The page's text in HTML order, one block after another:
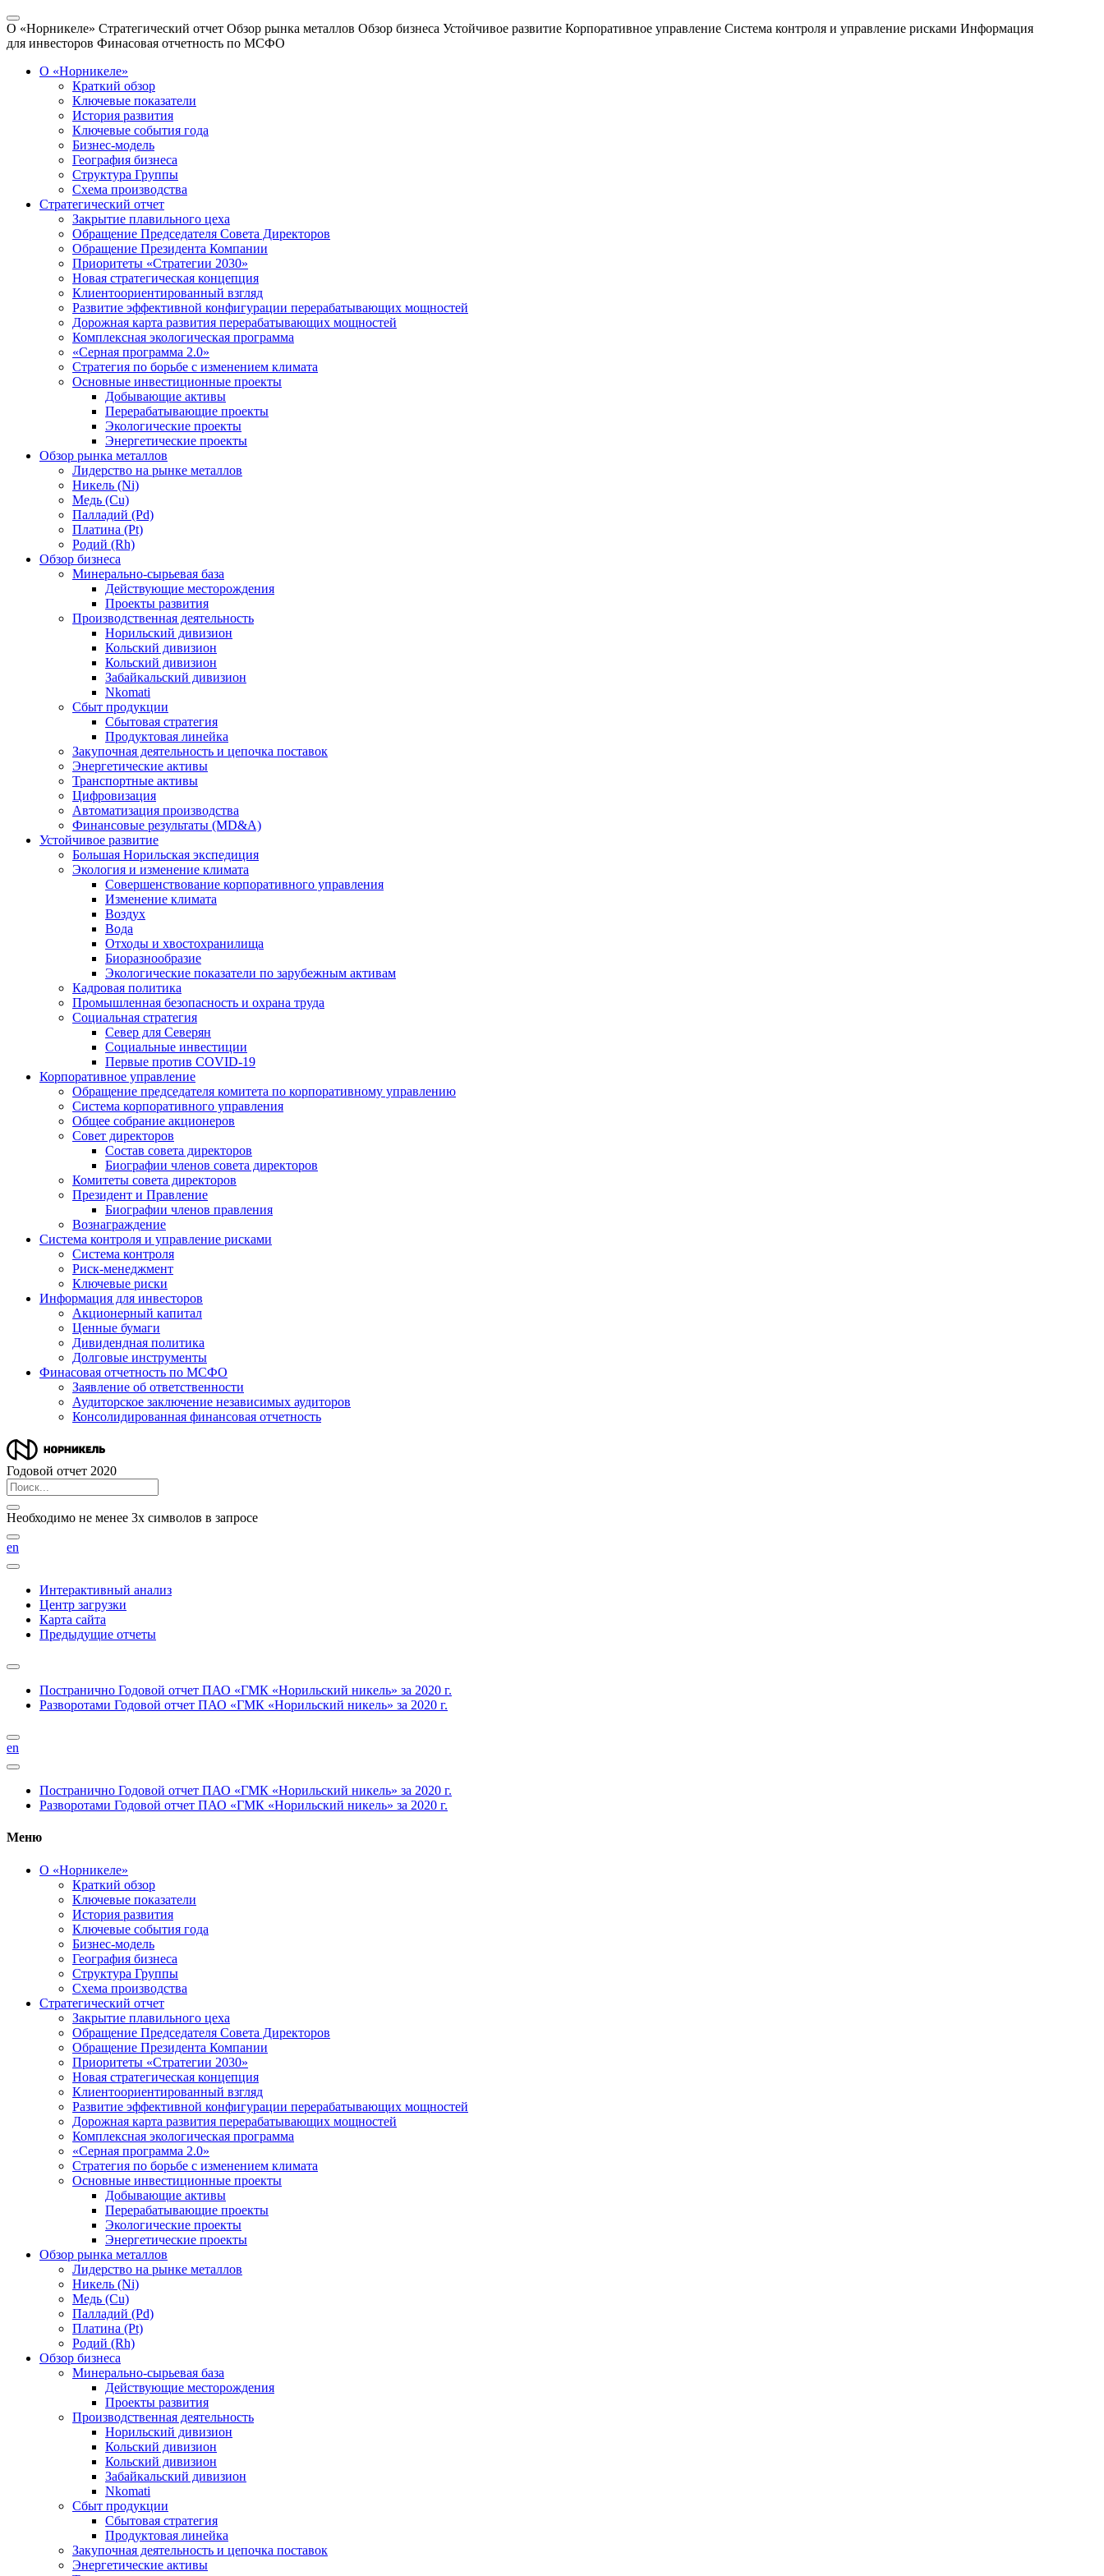
О «Норникеле» Стратегический отчет Обзор рынка металлов Обзор бизнеса Устойчивое развитие Корпоративное управление Система контроля и управление рисками Информация
для инвесторов Финасовая отчетность по МСФО
О «Норникеле»
Краткий обзор
Ключевые показатели
История развития
Ключевые события года
Бизнес-модель
География бизнеса
Структура Группы
Схема производства
Стратегический отчет
Закрытие плавильного цеха
Обращение Председателя Совета Директоров
Обращение Президента Компании
Приоритеты «Стратегии 2030»
Новая стратегическая концепция
Клиентоориентированный взгляд
Развитие эффективной конфигурации перерабатывающих мощностей
Дорожная карта развития перерабатывающих мощностей
Комплексная экологическая программа
«Серная программа 2.0»
Стратегия по борьбе с изменением климата
Основные инвестиционные проекты
Добывающие активы
Перерабатывающие проекты
Экологические проекты
Энергетические проекты
Обзор рынка металлов
Лидерство на рынке металлов
Никель (Ni)
Медь (Cu)
Палладий (Pd)
Платина (Pt)
Родий (Rh)
Обзор бизнеса
Минерально-сырьевая база
Действующие месторождения
Проекты развития
Производственная деятельность
Норильский дивизион
Кольский дивизион
Кольский дивизион
Забайкальский дивизион
Nkomati
Сбыт продукции
Сбытовая стратегия
Продуктовая линейка
Закупочная деятельность и цепочка поставок
Энергетические активы
Транспортные активы
Цифровизация
Автоматизация производства
Финансовые результаты (MD&A)
Устойчивое развитие
Большая Норильская экспедиция
Экология и изменение климата
Совершенствование корпоративного управления
Изменение климата
Воздух
Вода
Отходы и хвостохранилища
Биоразнообразие
Экологические показатели по зарубежным активам
Кадровая политика
Промышленная безопасность и охрана труда
Социальная стратегия
Север для Северян
Социальные инвестиции
Первые против COVID‑19
Корпоративное управление
Обращение председателя комитета по корпоративному управлению
Система корпоративного управления
Общее собрание акционеров
Совет директоров
Состав совета директоров
Биографии членов совета директоров
Комитеты совета директоров
Президент и Правление
Биографии членов правления
Вознаграждение
Система контроля и управление рисками
Система контроля
Риск-менеджмент
Ключевые риски
Информация для инвесторов
Акционерный капитал
Ценные бумаги
Дивидендная политика
Долговые инструменты
Финасовая отчетность по МСФО
Заявление об ответственности
Аудиторское заключение независимых аудиторов
Консолидированная финансовая отчетность
Годовой отчет 2020
Необходимо не менее 3х символов в запросе
en
Интерактивный анализ
Центр загрузки
Карта сайта
Предыдущие отчеты
Постранично Годовой отчет ПАО «ГМК «Норильский никель» за 2020 г.
Разворотами Годовой отчет ПАО «ГМК «Норильский никель» за 2020 г.
en
Постранично Годовой отчет ПАО «ГМК «Норильский никель» за 2020 г.
Разворотами Годовой отчет ПАО «ГМК «Норильский никель» за 2020 г.
Меню
О «Норникеле»
Краткий обзор
Ключевые показатели
История развития
Ключевые события года
Бизнес-модель
География бизнеса
Структура Группы
Схема производства
Стратегический отчет
Закрытие плавильного цеха
Обращение Председателя Совета Директоров
Обращение Президента Компании
Приоритеты «Стратегии 2030»
Новая стратегическая концепция
Клиентоориентированный взгляд
Развитие эффективной конфигурации перерабатывающих мощностей
Дорожная карта развития перерабатывающих мощностей
Комплексная экологическая программа
«Серная программа 2.0»
Стратегия по борьбе с изменением климата
Основные инвестиционные проекты
Добывающие активы
Перерабатывающие проекты
Экологические проекты
Энергетические проекты
Обзор рынка металлов
Лидерство на рынке металлов
Никель (Ni)
Медь (Cu)
Палладий (Pd)
Платина (Pt)
Родий (Rh)
Обзор бизнеса
Минерально-сырьевая база
Действующие месторождения
Проекты развития
Производственная деятельность
Норильский дивизион
Кольский дивизион
Кольский дивизион
Забайкальский дивизион
Nkomati
Сбыт продукции
Сбытовая стратегия
Продуктовая линейка
Закупочная деятельность и цепочка поставок
Энергетические активы